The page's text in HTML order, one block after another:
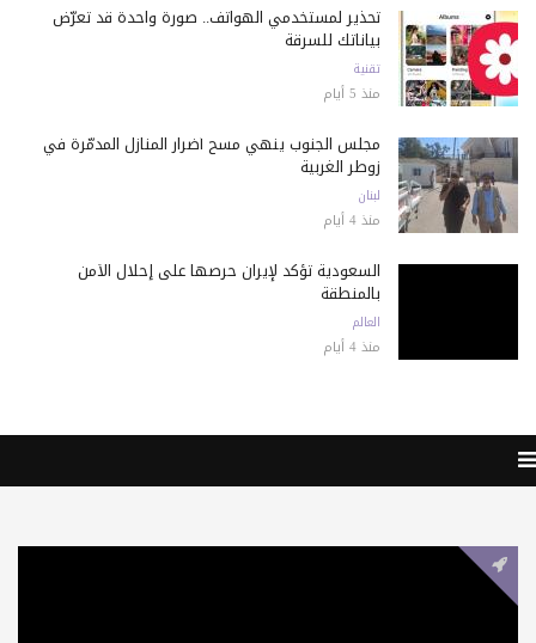
تحذير لمستخدمي الهواتف.. صورة واحدة قد تعرّض
بياناتك للسرقة
تقنية
منذ 5 أيام
مجلس الجنوب ينهي مسح أضرار المنازل المدمّرة في
زوطر الغربية
لبنان
منذ 4 أيام
السعودية تؤكد لإيران حرصها على إحلال الأمن
بالمنطقة
العالم
منذ 4 أيام